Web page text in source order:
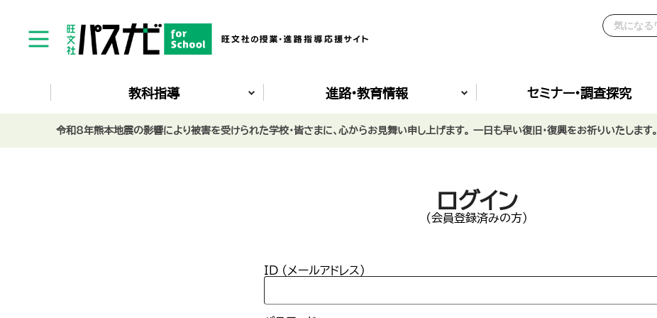
教科指導 進路•教育情報 セミナー•調査探究
ログイン
(会員登録済みの方)
ID (メールアドレス)
令和8年熊本地震の影響により被害を受けられた学校・皆さまに、心からお見舞い申し上げます。 一日も早い復旧・復興をお祈りいたします。